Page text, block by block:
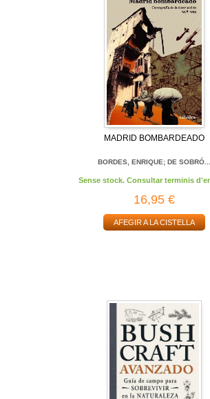
MADRID BOMBARDEADO
BORDES, ENRIQUE; DE SOBRÓ...
Sense stock. Consultar terminis
16,95 €
AFEGIR A LA CISTELLA